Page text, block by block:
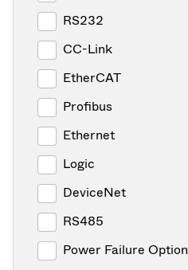
RS232
CC-Link
EtherCAT
Profibus
Ethernet
Logic
DeviceNet
RS485
Power Failure Option